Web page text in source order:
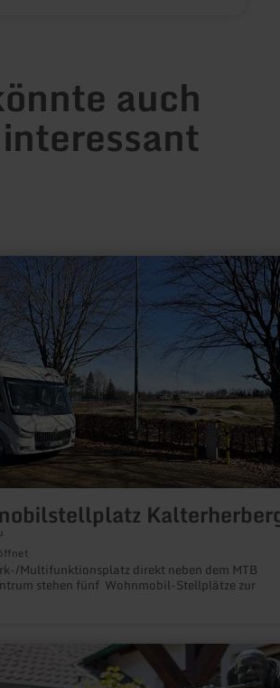
auch
Multifunktionsplatz direkt neben dem MTB
stehen fünf Wohnmobil-Stellplätze zur